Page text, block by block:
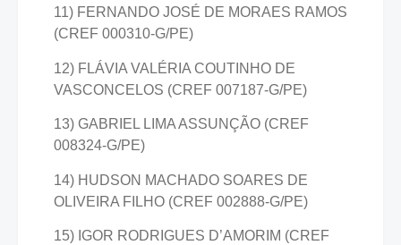
11) FERNANDO JOSÉ DE MORAES RAMOS
(CREF 000310-G/PE)
12) FLÁVIA VALÉRIA COUTINHO DE
VASCONCELOS (CREF 007187-G/PE)
13) GABRIEL LIMA ASSUNÇÃO (CREF
008324-G/PE)
14) HUDSON MACHADO SOARES DE
OLIVEIRA FILHO (CREF 002888-G/PE)
15) IGOR RODRIGUES D’AMORIM (CREF